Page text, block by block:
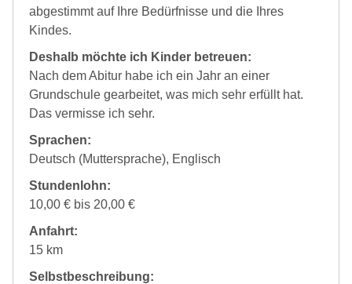
abgestimmt auf Ihre Bedürfnisse und die Ihres
Kindes.
Deshalb möchte ich Kinder betreuen:
Nach dem Abitur habe ich ein Jahr an einer
Grundschule gearbeitet, was mich sehr erfüllt hat.
Das vermisse ich sehr.
Sprachen:
Deutsch (Muttersprache), Englisch
Stundenlohn:
10,00 € bis 20,00 €
Anfahrt:
15 km
Selbstbeschreibung: